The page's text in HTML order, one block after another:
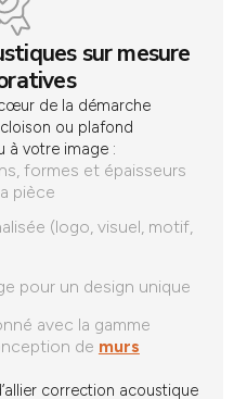
sur mesure
de la démarche
ou plafond
à votre image :
formes et épaisseurs
pièce
(logo, visuel, motif,
pour un design unique
avec la gamme
de murs
correction acoustique